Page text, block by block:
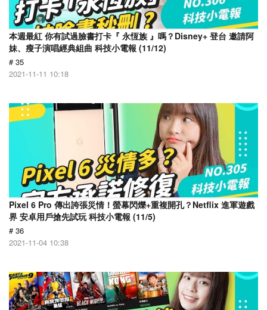
本週最紅 你有試過臉書打卡『 永恆族 』嗎？Disney+ 登台 邀請阿
妹、瘦子演唱經典組曲 科技小電報 (11/12)
# 35
2021-11-11 10:18
Pixel 6 Pro 傳出誇張災情！螢幕閃爍+重複開孔？Netflix 進軍遊戲
界 安卓用戶搶先試玩 科技小電報 (11/5)
# 36
2021-11-04 10:38